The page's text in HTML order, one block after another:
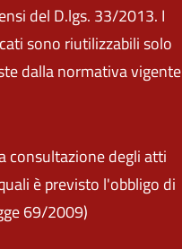
del D.lgs. 33/2013. I
sono riutilizzabili solo
dalla normativa vigente
consultazione degli atti
è previsto l'obbligo di
69/2009)